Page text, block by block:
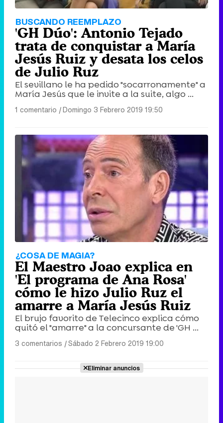
BUSCANDO REEMPLAZO
'GH Dúo': Antonio Tejado
trata de conquistar a María
Jesús Ruiz y desata los celos
de Julio Ruz
El sevillano le ha pedido "socarronamente" a
María Jesús que le invite a la suite, algo ...
1 comentario |Domingo 3 Febrero 2019 19:50
¿COSA DE MAGIA?
El Maestro Joao explica en
'El programa de Ana Rosa'
cómo le hizo Julio Ruz el
amarre a María Jesús Ruiz
El brujo favorito de Telecinco explica cómo
quitó el "amarre" a la concursante de 'GH ...
3 comentarios |Sábado 2 Febrero 2019 19:00
Eliminar anuncios